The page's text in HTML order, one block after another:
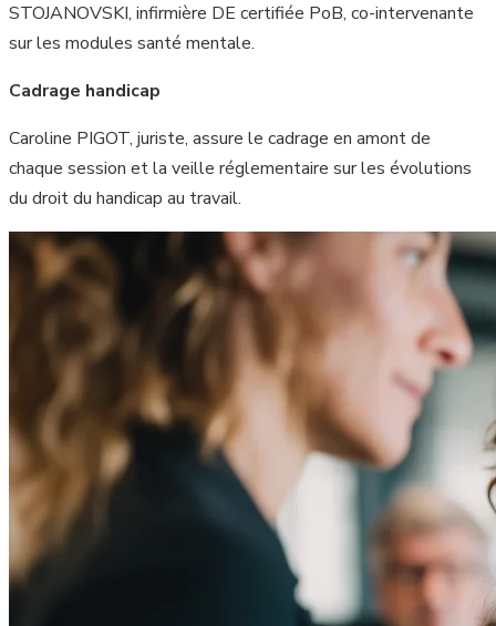
STOJANOVSKI, infirmière DE certifiée PoB, co-intervenante
sur les modules santé mentale.
Cadrage handicap
Caroline PIGOT, juriste, assure le cadrage en amont de
chaque session et la veille réglementaire sur les évolutions
du droit du handicap au travail.